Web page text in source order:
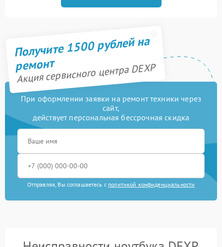
Получите 1500 рублей на
ремонт
Акция сервисного центра DEXP
При оформлении заявки на ремонт техники через
сайт,
действует персональная бессрочная скидка
Отправляя, Вы соглашаетесь с политикой конфиденциальности